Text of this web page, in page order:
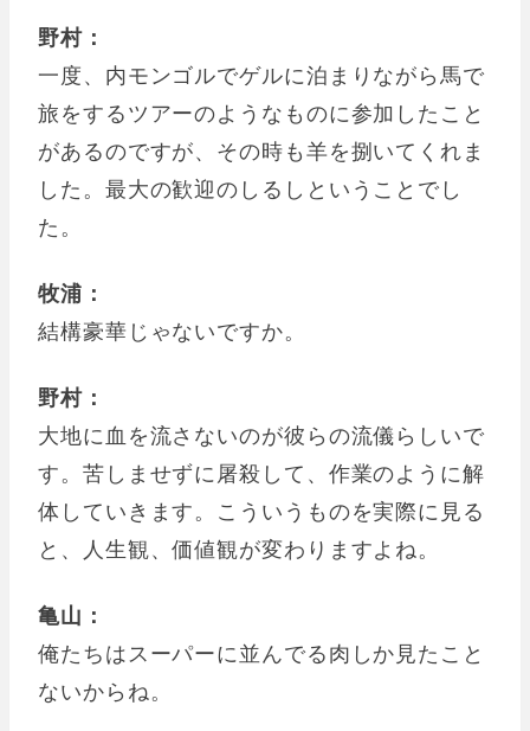
野村：
一度、内モンゴルでゲルに泊まりながら馬で
旅をするツアーのようなものに参加したこと
があるのですが、その時も羊を捌いてくれま
した。最大の歓迎のしるしということでし
た。
牧浦：
結構豪華じゃないですか。
野村：
大地に血を流さないのが彼らの流儀らしいで
す。苦しませずに屠殺して、作業のように解
体していきます。こういうものを実際に見る
と、人生観、価値観が変わりますよね。
亀山：
俺たちはスーパーに並んでる肉しか見たこと
ないからね。